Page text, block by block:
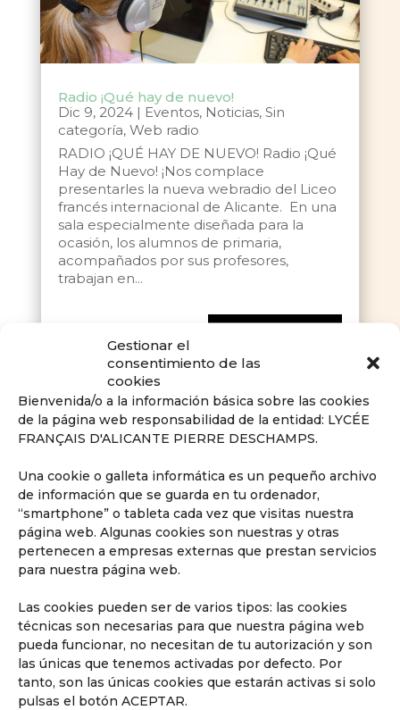
Gestionar el
consentimiento de las
cookies
Bienvenida/o a la información básica sobre las cookies
de la página web responsabilidad de la entidad: LYCÉE
FRANÇAIS D'ALICANTE PIERRE DESCHAMPS.
Una cookie o galleta informática es un pequeño archivo
de información que se guarda en tu ordenador,
“smartphone” o tableta cada vez que visitas nuestra
página web. Algunas cookies son nuestras y otras
pertenecen a empresas externas que prestan servicios
para nuestra página web.
Las cookies pueden ser de varios tipos: las cookies
técnicas son necesarias para que nuestra página web
pueda funcionar, no necesitan de tu autorización y son
las únicas que tenemos activadas por defecto. Por
tanto, son las únicas cookies que estarán activas si solo
pulsas el botón ACEPTAR.
Radio ¡Qué hay de nuevo!
Dic 9, 2024| Eventos, Noticias, Sin
categoría, Web radio
RADIO ¡QUÉ HAY DE NUEVO! Radio ¡Qué
Hay de Nuevo! ¡Nos complace
presentarles la nueva webradio del Liceo
francés internacional de Alicante. En una
sala especialmente diseñada para la
ocasión, los alumnos de primaria,
acompañados por sus profesores,
trabajan en...
WEB RADIO: Semana de la Filosofía en
el LFIA
May 7, 2024
Eventos Filosofía ,Noticias
Web radio , WebRadio
SEMANA DE LA FILOSOFÍAEl Liceo
francés internacional de Alicante organiza